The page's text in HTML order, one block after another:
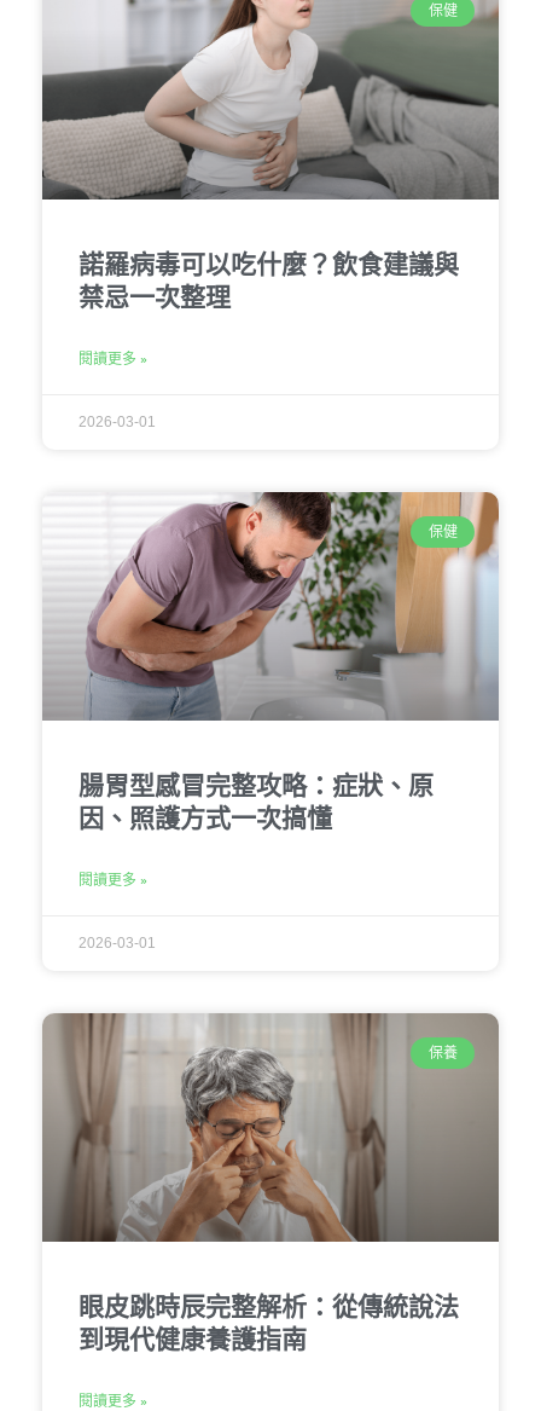
保健
諾羅病毒可以吃什麼？飲食建議與
禁忌一次整理
閱讀更多 »
2026-03-01
保健
腸胃型感冒完整攻略：症狀、原
因、照護方式一次搞懂
閱讀更多 »
2026-03-01
保養
眼皮跳時辰完整解析：從傳統說法
到現代健康養護指南
閱讀更多 »